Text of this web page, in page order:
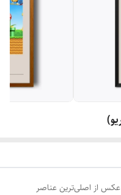
عکس از اصلی‌ترین عناصر